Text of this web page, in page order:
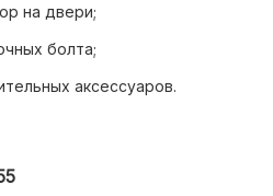
на двери;
болта;
аксессуаров.